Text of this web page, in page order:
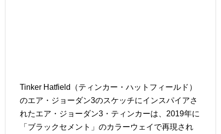
Tinker Hatfield（ティンカー・ハットフィールド）
のエア・ジョーダン3のスケッチにインスパイアさ
れたエア・ジョーダン3・ティンカーは、2019年に
「ブラックセメント」のカラーウェイで再現され